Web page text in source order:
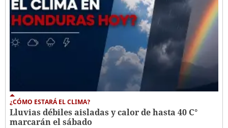
¿CÓMO ESTARÁ EL CLIMA?
Lluvias débiles aisladas y calor de hasta 40 C°
marcarán el sábado